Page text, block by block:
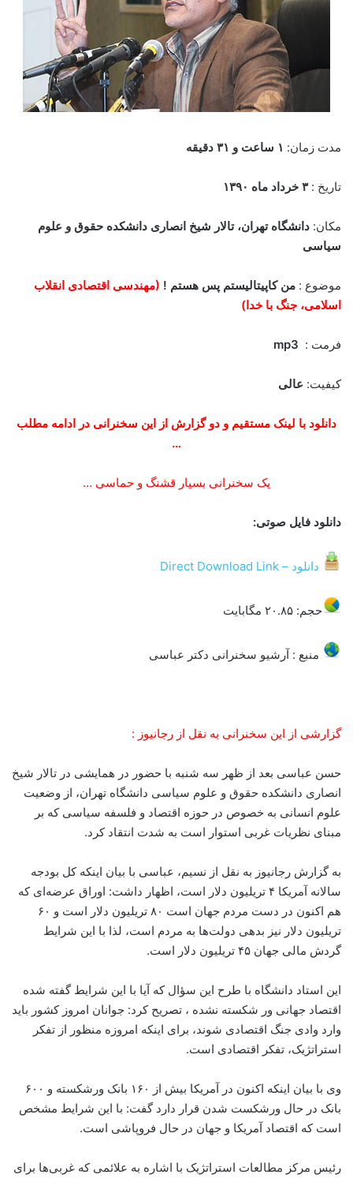
مدت زمان: ۱ ساعت و ۳۱ دقیقه
تاریخ : ۳ خرداد ماه ۱۳۹۰
مکان: دانشگاه تهران، تالار شیخ انصاری دانشکده حقوق و علوم
سیاسی
موضوع : من کاپیتالیستم پس هستم ! (مهندسی اقتصادی انقلاب
اسلامی، جنگ با خدا)
فرمت :
کیفیت: عالی
دانلود با لینک مستقیم و دو گزارش از این سخنرانی در ادامه مطلب
…
یک سخنرانی بسیار قشنگ و حماسی …
دانلود فایل صوتی:
دانلود – Direct Download Link
حجم: ۲۰.۸۵ مگابایت
منبع : آرشیو سخنرانی دکتر عباسی
گزارشی از این سخنرانی به نقل از رجانیوز :
حسن عباسی بعد از ظهر سه شنبه با حضور در همایشی در تالار شیخ
انصاری دانشکده حقوق و علوم سیاسی دانشگاه تهران، از وضعیت
علوم انسانی به خصوص در حوزه اقتصاد و فلسفه سیاسی که بر
مبنای نظریات غربی استوار است به شدت انتقاد کرد.
به گزارش رجانیوز به نقل از نسیم، عباسی با بیان اینکه کل بودجه
سالانه آمریکا ۴ تریلیون دلار است، اظهار داشت: اوراق عرضه‌ای که
هم اکنون در دست مردم جهان است ۸۰ تریلیون دلار است و ۶۰
تریلیون دلار نیز بدهی دولت‌ها به مردم است، لذا با این شرایط
گردش مالی جهان ۴۵ تریلیون دلار است.
این استاد دانشگاه با طرح این سؤال که آیا با این شرایط گفته شده
اقتصاد جهانی ور شکسته نشده ، تصریح کرد: جوانان امروز کشور باید
وارد وادی جنگ اقتصادی شوند، برای اینکه امروزه منظور از تفکر
استراتژیک، تفکر اقتصادی است.
وی با بیان اینکه اکنون در آمریکا بیش از ۱۶۰ بانک ورشکسته و ۶۰۰
بانک در حال ورشکست شدن قرار دارد گفت: با این شرایط مشخص
است که اقتصاد آمریکا و جهان در حال فروپاشی است.
رئیس مرکز مطالعات استراتژیک با اشاره به علائمی که غربی‌ها برای